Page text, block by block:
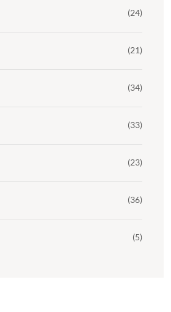
(24)
(21)
(34)
(33)
(23)
(36)
(5)